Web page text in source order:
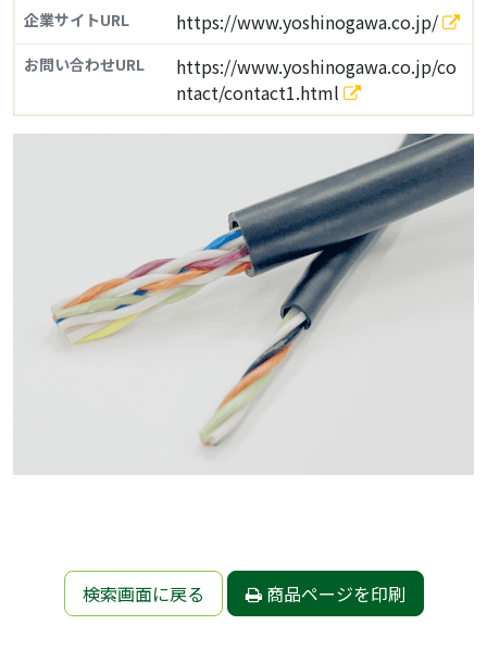
企業サイトURL https://www.yoshinogawa.co.jp/
お問い合わせURL
https://www.yoshinogawa.co.jp/co
ntact/contact1.html
検索画面に戻る 商品ページを印刷